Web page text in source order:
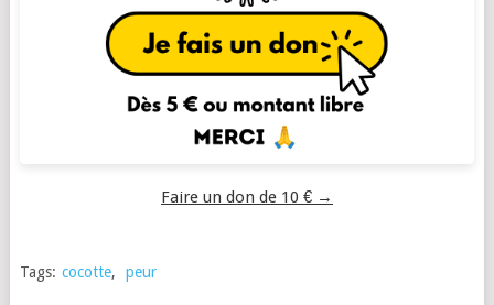
Faire un don de 10 € →
Tags: cocotte, peur